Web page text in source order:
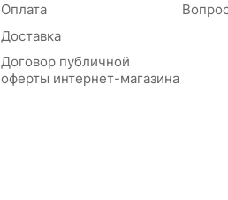
Оплата
Доставка
Договор публичной
оферты интернет-магазина